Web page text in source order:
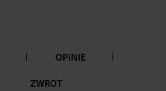
OPINIE
ZWROT